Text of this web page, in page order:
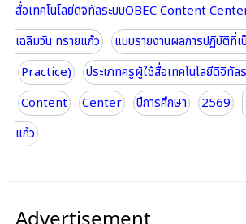
สื่อเทคโนโลยีดิจิทัลระบบOBEC Content
เฉลิมวัน ทรายแก้ว
แบบรายงานผลการปฏิบัติที่เ
Practice)
ประเภทครูผู้ใช้สื่อเทคโนโลยีดิจิทัล
Content
Center ปีการศึกษา 2569 :
แก้ว
Advertisement